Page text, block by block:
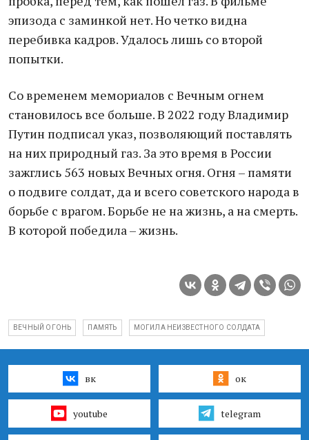
эпизода с заминкой нет. Но четко видна
перебивка кадров. Удалось лишь со второй
попытки.
Со временем мемориалов с Вечным огнем
становилось все больше. В 2022 году Владимир
Путин подписал указ, позволяющий поставлять
на них природный газ. За это время в России
зажглись 563 новых Вечных огня. Огня – памяти
о подвиге солдат, да и всего советского народа в
борьбе с врагом. Борьбе не на жизнь, а на смерть.
В которой победила – жизнь.
ВЕЧНЫЙ ОГОНЬ ПАМЯТЬ МОГИЛА НЕИЗВЕСТНОГО СОЛДАТА
вк ок
youtube telegram